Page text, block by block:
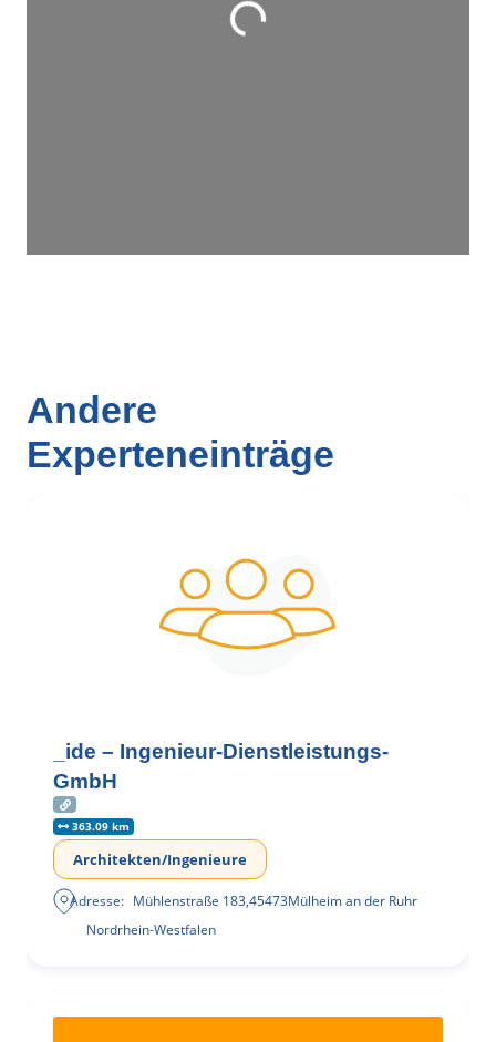
Wird geladen …
Andere
Experteneinträge
_ide – Ingenieur-Dienstleistungs-
GmbH
363.09 km
Architekten/Ingenieure
Adresse: Mühlenstraße 183,45473Mülheim an der Ruhr
Nordrhein-Westfalen